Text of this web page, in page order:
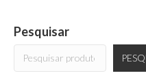
Pesquisar